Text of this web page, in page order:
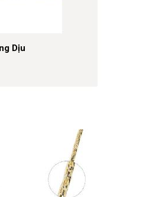
Dịu